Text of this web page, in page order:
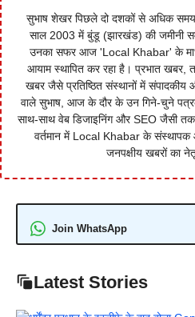
सुभाष शेखर पिछले दो दशकों से अधिक
साल 2003 में बुंडू (झारखंड) की
उनका सफर आज 'Local Khabar' के
आयाम स्थापित कर रहा है। प्रभात खबर,
खबर जैसे प्रतिष्ठित संस्थानों में संपादकीय
वाले सुभाष, आज के दौर के उन गिने-चुने
साथ-साथ वेब डिजाइनिंग और SEO जैसी
वर्तमान में Local Khabar के
जनपक्षीय खबरों का
Join WhatsApp
Latest Stories